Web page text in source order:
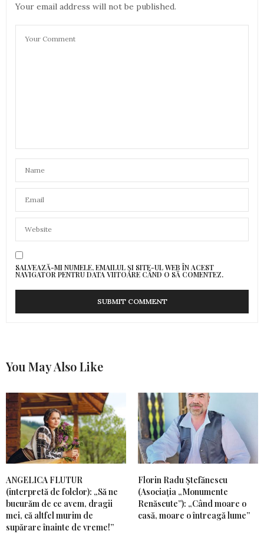
Your email address will not be published.
SALVEAZĂ-MI NUMELE, EMAILUL ȘI SITE-UL WEB ÎN ACEST
NAVIGATOR PENTRU DATA VIITOARE CÂND O SĂ COMENTEZ.
You May Also Like
ANGELICA FLUTUR
(interpretă de folclor): „Să ne
bucurăm de ce avem, dragii
mei, că altfel murim de
supărare înainte de vreme!”
Florin Radu Ștefănescu
(Asociația „Monumente
Renăscute”): „Când moare o
casă, moare o întreagă lume”